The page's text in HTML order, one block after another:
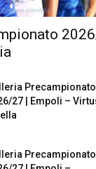
Precampionato
27 | Empoli –
Precampionato